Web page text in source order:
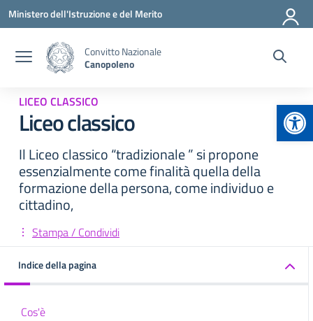
Vai ai contenuti
Vai al menu di navigazione
Vai al footer
Ministero dell'Istruzione e del Merito
Convitto Nazionale
Canopoleno
LICEO CLASSICO
Liceo classico
Il Liceo classico “tradizionale ” si propone
essenzialmente come finalità quella della
formazione della persona, come individuo e
cittadino,
Stampa / Condividi
Indice della pagina
Cos'è